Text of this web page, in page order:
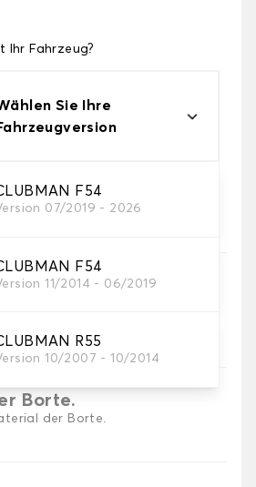
Ihr Fahrzeug?
Sie Ihre
F54
07/2019 - 2026
F54
11/2014 - 06/2019
R55
10/2007 - 10/2014
Ihrer Kofferraummatte
Ihres Teppichs des
Borte.
der Borte.